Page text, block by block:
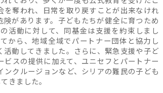
奪われ、日常を取り戻すことが出来なけれ
があります。子どもたちが健全に育つため
活動に対して、同基金は支援を約束しまし
から、地域全域でパートナー団体と協力し
動してきました。さらに、緊急支援や子ど
スの提供に加えて、ユニセフとパートナー
クルージョンなど、シリアの難民の子ども
きました。